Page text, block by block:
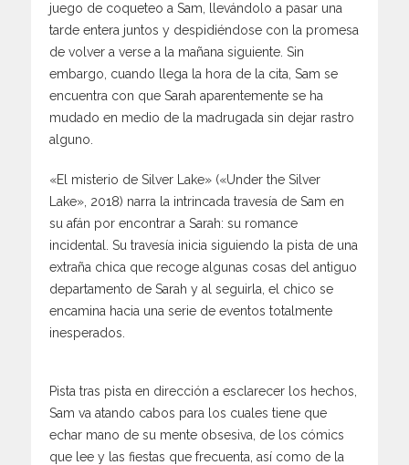
juego de coqueteo a Sam, llevándolo a pasar una
tarde entera juntos y despidiéndose con la promesa
de volver a verse a la mañana siguiente. Sin
embargo, cuando llega la hora de la cita, Sam se
encuentra con que Sarah aparentemente se ha
mudado en medio de la madrugada sin dejar rastro
alguno.
«El misterio de Silver Lake» («Under the Silver
Lake», 2018) narra la intrincada travesía de Sam en
su afán por encontrar a Sarah: su romance
incidental. Su travesía inicia siguiendo la pista de una
extraña chica que recoge algunas cosas del antiguo
departamento de Sarah y al seguirla, el chico se
encamina hacia una serie de eventos totalmente
inesperados.
Pista tras pista en dirección a esclarecer los hechos,
Sam va atando cabos para los cuales tiene que
echar mano de su mente obsesiva, de los cómics
que lee y las fiestas que frecuenta, así como de la